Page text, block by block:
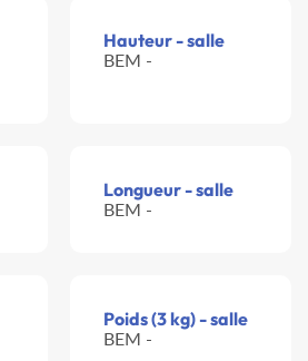
Hauteur - salle
BEM -
Longueur - salle
BEM -
Poids (3 kg) - salle
BEM -